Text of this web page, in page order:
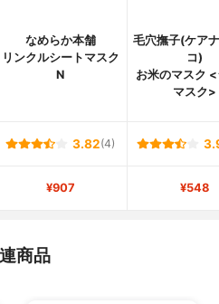
なめらか本舗
リンクルシートマスク
N
毛穴撫子(ケア
コ)
お米のマスク
マスク>
3.82(4)
¥907 ¥548
商品